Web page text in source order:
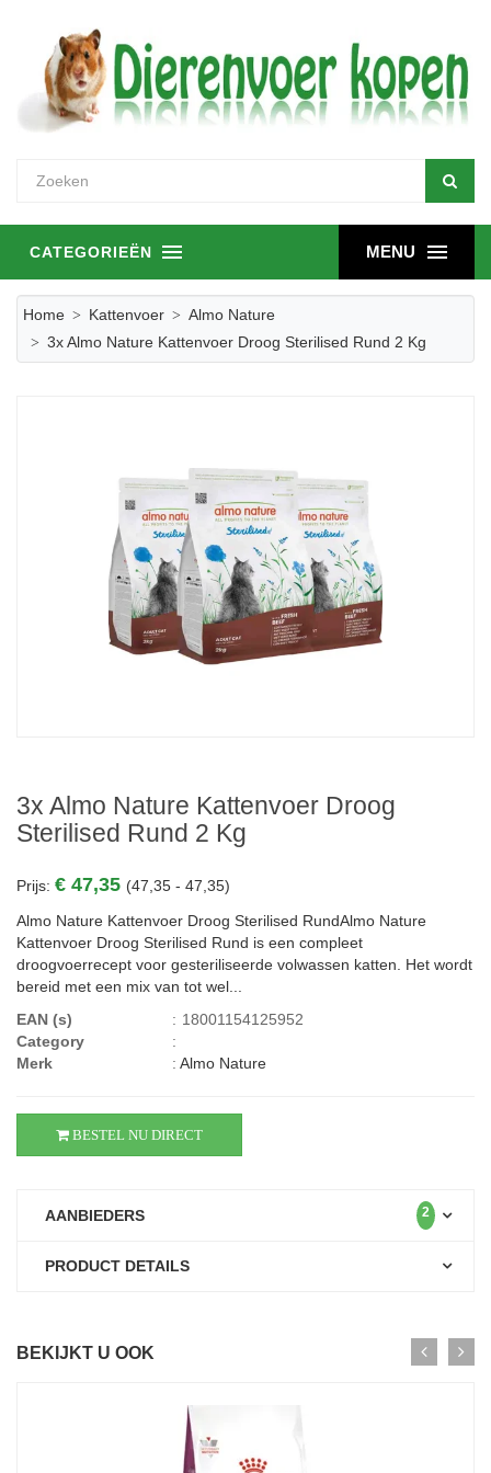
MENU
CATEGORIEËN
Home Kattenvoer
Almo Nature
3x Almo Nature Kattenvoer Droog Sterilised Rund 2 Kg
3x Almo Nature Kattenvoer Droog
Sterilised Rund 2 Kg
Prijs: € 47,35 (47,35 - 47,35)
Almo Nature Kattenvoer Droog Sterilised RundAlmo Nature
Kattenvoer Droog Sterilised Rund is een compleet
droogvoerrecept voor gesteriliseerde volwassen katten. Het wordt
bereid met een mix van tot wel...
EAN (s)
: 18001154125952
Category
:
Merk
: Almo Nature
BESTEL NU DIRECT
AANBIEDERS 2
PRODUCT DETAILS
BEKIJKT U OOK